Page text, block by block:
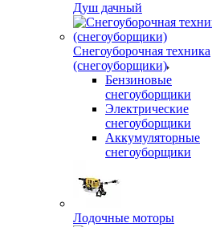
Душ дачный
Снегоуборочная техника
(снегоуборщики)
Бензиновые
снегоуборщики
Электрические
снегоуборщики
Аккумуляторные
снегоуборщики
Лодочные моторы